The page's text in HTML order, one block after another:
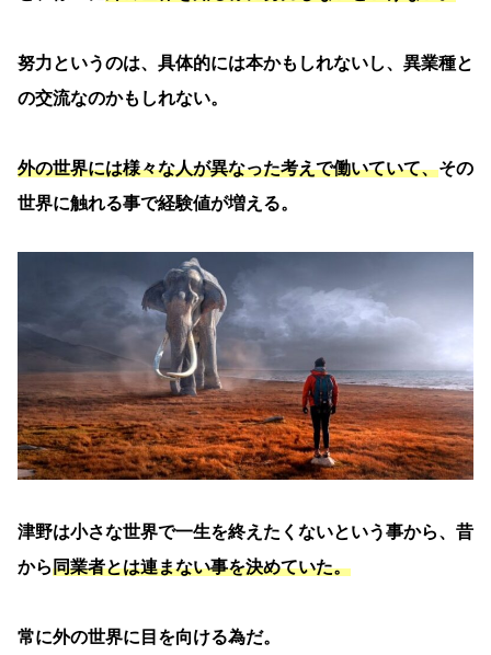
努力というのは、具体的には本かもしれないし、異業種と
の交流なのかもしれない。
外の世界には様々な人が異なった考えで働いていて、その
世界に触れる事で経験値が増える。
津野は小さな世界で一生を終えたくないという事から、昔
から同業者とは連まない事を決めていた。
常に外の世界に目を向ける為だ。